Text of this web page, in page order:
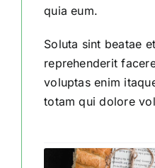
quia eum.
Soluta sint beatae
reprehenderit
voluptas enim
totam qui dolore